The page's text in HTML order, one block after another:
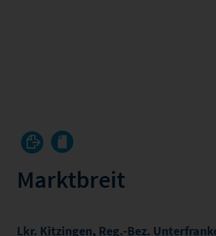
Marktbreit
Lkr. Kitzingen, Reg.-Bez.